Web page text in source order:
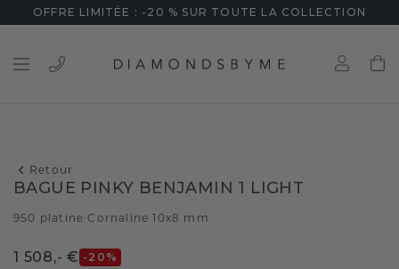
OFFRE LIMITÉE : -20 % SUR TOUTE LA COLLECTION
Retour
BAGUE PINKY BENJAMIN 1 LIGHT
950 platine /Cornaline 10x8 mm
1 508,- € -20 %